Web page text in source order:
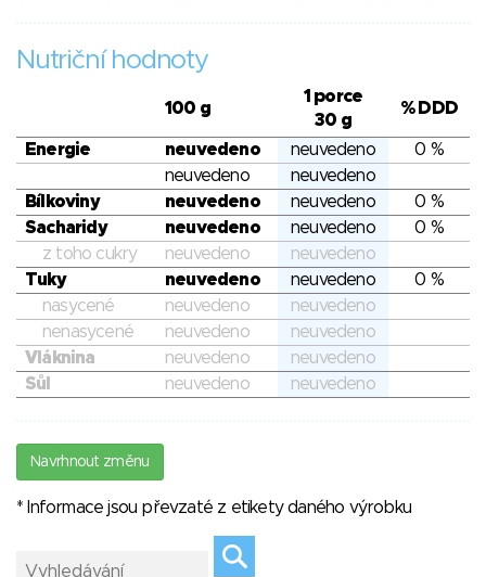
Nutriční hodnoty
100 g
1 porce
30 g
% DDD
Energie neuvedeno neuvedeno
0 %
neuvedeno
neuvedeno
Bílkoviny
neuvedeno neuvedeno
0 %
Sacharidy
neuvedeno neuvedeno
0 %
z toho cukry
neuvedeno
neuvedeno
Tuky
neuvedeno neuvedeno
0 %
nasycené
neuvedeno
neuvedeno
nenasycené
neuvedeno
neuvedeno
Vláknina
neuvedeno
neuvedeno
Sůl
neuvedeno neuvedeno
Navrhnout změnu
* Informace jsou převzaté z etikety daného výrobku